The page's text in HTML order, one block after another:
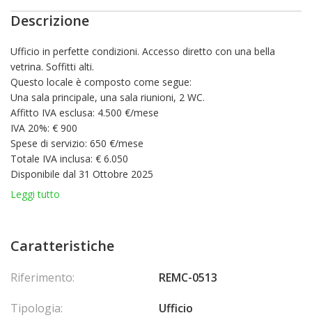
Descrizione
Ufficio in perfette condizioni. Accesso diretto con una bella
vetrina. Soffitti alti.
Questo locale è composto come segue:
Una sala principale, una sala riunioni, 2 WC.
Affitto IVA esclusa: 4.500 €/mese
IVA 20%: € 900
Spese di servizio: 650 €/mese
Totale IVA inclusa: € 6.050
Disponibile dal 31 Ottobre 2025
Leggi tutto
Caratteristiche
Riferimento:
REMC-0513
Tipologia:
Ufficio